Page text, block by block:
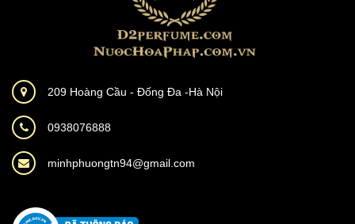
209 Hoàng Cầu - Đống Đa -Hà Nội
0938076888
minhphuongtn94@gmail.com